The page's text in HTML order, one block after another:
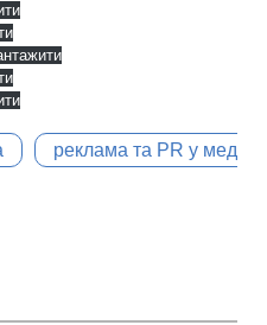
реклама та PR у